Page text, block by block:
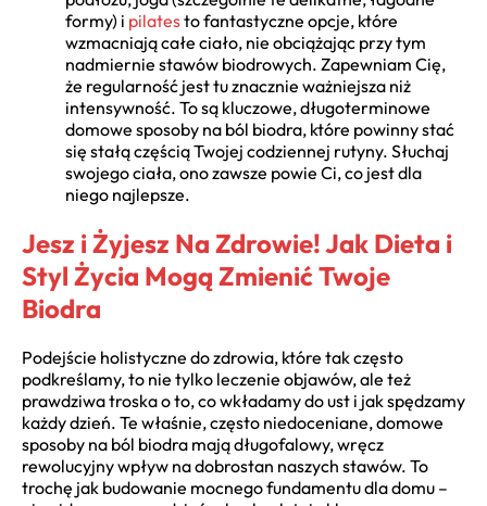
formy) i pilatesto fantastyczne opcje, które
wzmacniają całe ciało, nie obciążając przy tym
nadmiernie stawów biodrowych. Zapewniam Cię,
że regularność jest tu znacznie ważniejsza niż
intensywność. To są kluczowe, długoterminowe
domowe sposoby na ból biodra, które powinny stać
się stałą częścią Twojej codziennej rutyny. Słuchaj
swojego ciała, ono zawsze powie Ci, co jest dla
niego najlepsze.
Jesz i Żyjesz Na Zdrowie! Jak Dieta i
Styl Życia Mogą Zmienić Twoje
Biodra
Podejście holistyczne do zdrowia, które tak często
podkreślamy, to nie tylko leczenie objawów, ale też
prawdziwa troska o to, co wkładamy do ust i jak spędzamy
każdy dzień. Te właśnie, często niedoceniane, domowe
sposoby na ból biodra mają długofalowy, wręcz
rewolucyjny wpływ na dobrostan naszych stawów. To
trochę jak budowanie mocnego fundamentu dla domu –